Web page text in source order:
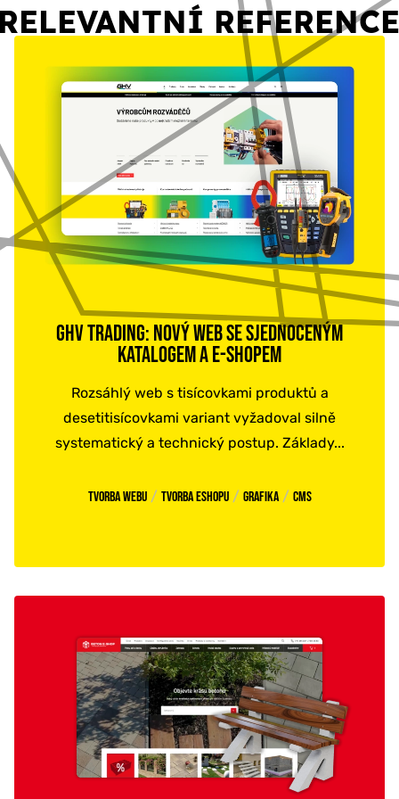
připomínky. Tyto připomínky budou následně
zohledněny před odevzdáním finální podoby e-
shopu.
REFERENCE
GHV TRADING: NOVÝ WEB SE SJEDNOCENÝM
KATALOGEM A E-SHOPEM
Rozsáhlý web s tisícovkami produktů a
desetitisícovkami variant vyžadoval silně
systematický a technický postup. Základy...
Tvorba webu / Tvorba eshopu / Grafika / CMS